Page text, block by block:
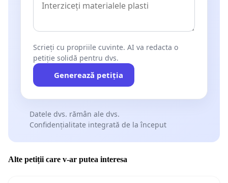
Scrieți cu propriile cuvinte. AI va redacta o
petiție solidă pentru dvs.
Generează petiția
Datele dvs. rămân ale dvs.
Confidențialitate integrată de la început
Alte petiții care v-ar putea interesa